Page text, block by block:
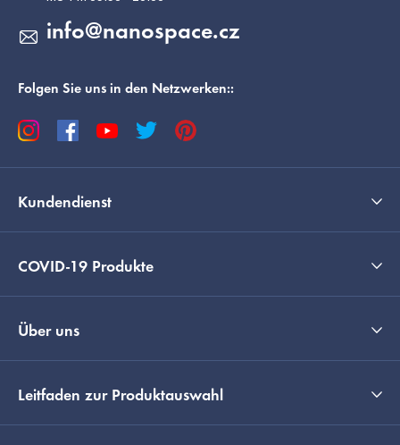
info@nanospace.cz
Folgen Sie uns in den Netzwerken::
Kundendienst
COVID-19 Produkte
Über uns
Leitfaden zur Produktauswahl